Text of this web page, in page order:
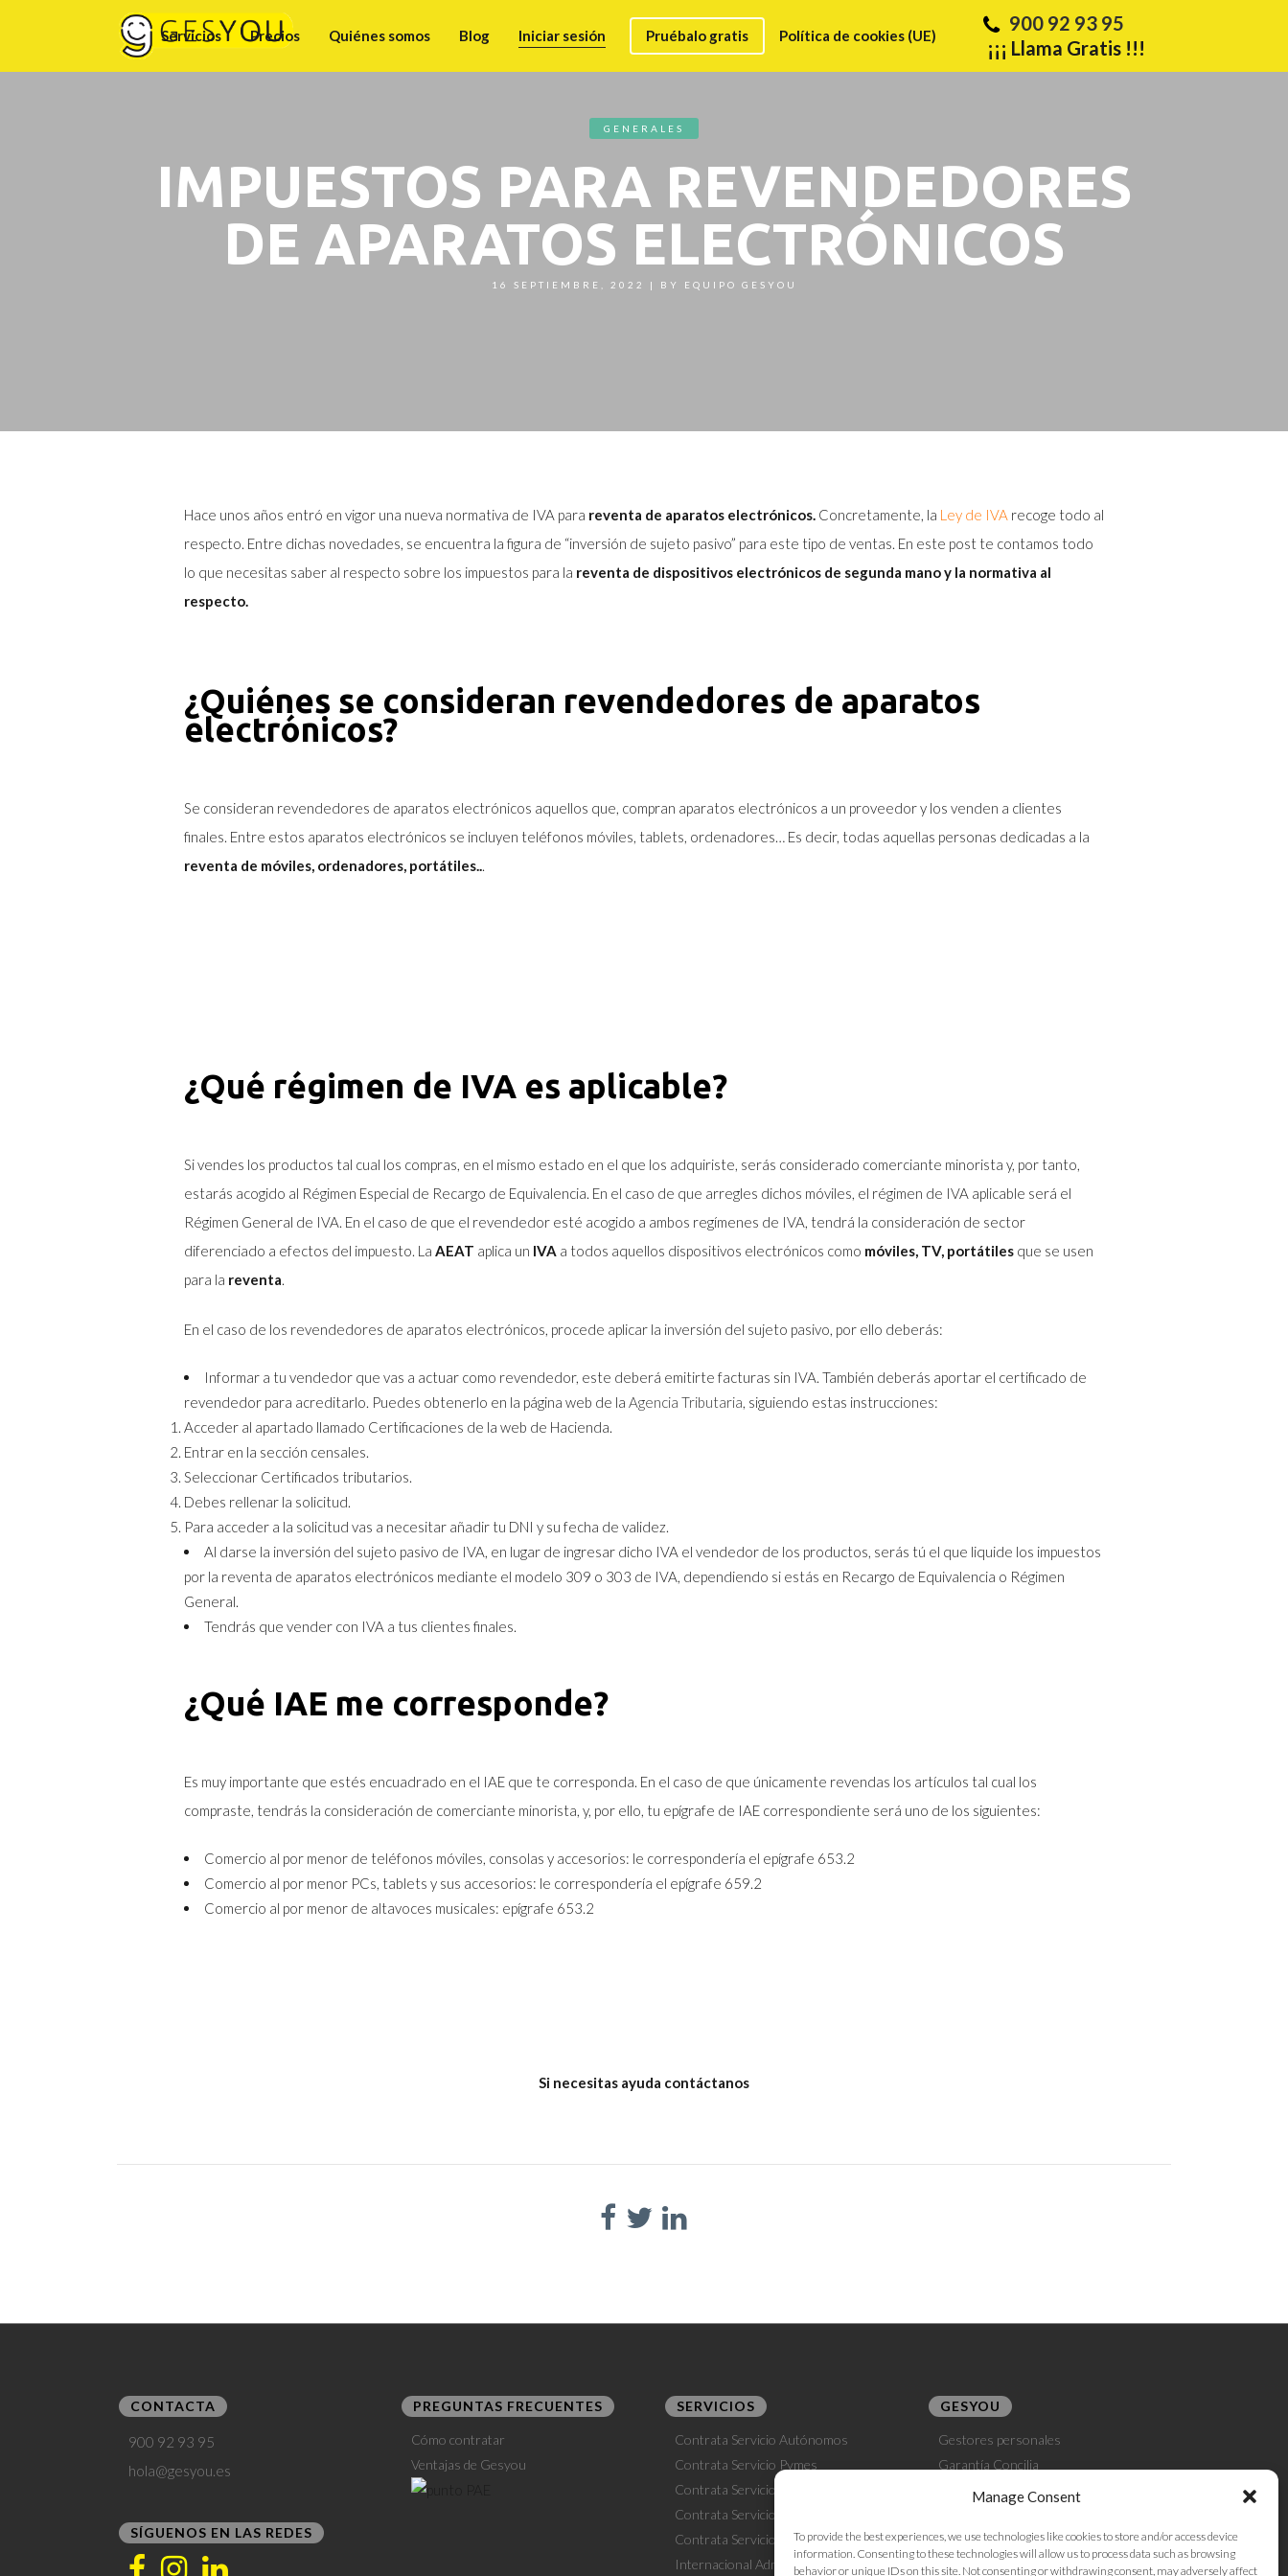
Manage Consent
To provide the best experiences, we use technologies like cookies to store and/or access device
information. Consenting to these technologies will allow us to process data such as browsing
behavior or unique IDs on this site. Not consenting or withdrawing consent, may adversely affect
900 92 93 95
¡¡¡ Llama Gratis !!!
Servicios Precios Quiénes somos Blog Iniciar sesión Pruébalo gratis Política de cookies (UE)
GENERALES
IMPUESTOS PARA REVENDEDORES
DE APARATOS ELECTRÓNICOS
16 SEPTIEMBRE, 2022 | BY EQUIPO GESYOU
Hace unos años entró en vigor una nueva normativa de IVA para reventa de aparatos electrónicos. Concretamente, la Ley de IVA recoge todo al
respecto. Entre dichas novedades, se encuentra la figura de “inversión de sujeto pasivo” para este tipo de ventas. En este post te contamos todo
lo que necesitas saber al respecto sobre los impuestos para la reventa de dispositivos electrónicos de segunda mano y la normativa al
respecto.
¿Quiénes se consideran revendedores de aparatos
electrónicos?
Se consideran revendedores de aparatos electrónicos aquellos que, compran aparatos electrónicos a un proveedor y los venden a clientes
finales. Entre estos aparatos electrónicos se incluyen teléfonos móviles, tablets, ordenadores… Es decir, todas aquellas personas dedicadas a la
reventa de móviles, ordenadores, portátiles...
¿Qué régimen de IVA es aplicable?
Si vendes los productos tal cual los compras, en el mismo estado en el que los adquiriste, serás considerado comerciante minorista y, por tanto,
estarás acogido al Régimen Especial de Recargo de Equivalencia. En el caso de que arregles dichos móviles, el régimen de IVA aplicable será el
Régimen General de IVA. En el caso de que el revendedor esté acogido a ambos regímenes de IVA, tendrá la consideración de sector
diferenciado a efectos del impuesto. La AEAT aplica un IVA a todos aquellos dispositivos electrónicos como móviles, TV, portátiles que se usen
para la reventa.
En el caso de los revendedores de aparatos electrónicos, procede aplicar la inversión del sujeto pasivo, por ello deberás:
Informar a tu vendedor que vas a actuar como revendedor, este deberá emitirte facturas sin IVA. También deberás aportar el certificado de
revendedor para acreditarlo. Puedes obtenerlo en la página web de la Agencia Tributaria, siguiendo estas instrucciones:
Acceder al apartado llamado Certificaciones de la web de Hacienda.
Entrar en la sección censales.
Seleccionar Certificados tributarios.
Debes rellenar la solicitud.
Para acceder a la solicitud vas a necesitar añadir tu DNI y su fecha de validez.
Al darse la inversión del sujeto pasivo de IVA, en lugar de ingresar dicho IVA el vendedor de los productos, serás tú el que liquide los impuestos
por la reventa de aparatos electrónicos mediante el modelo 309 o 303 de IVA, dependiendo si estás en Recargo de Equivalencia o Régimen
General.
Tendrás que vender con IVA a tus clientes finales.
¿Qué IAE me corresponde?
Es muy importante que estés encuadrado en el IAE que te corresponda. En el caso de que únicamente revendas los artículos tal cual los
compraste, tendrás la consideración de comerciante minorista, y, por ello, tu epígrafe de IAE correspondiente será uno de los siguientes:
Comercio al por menor de teléfonos móviles, consolas y accesorios: le correspondería el epígrafe 653.2
Comercio al por menor PCs, tablets y sus accesorios: le correspondería el epígrafe 659.2
Comercio al por menor de altavoces musicales: epígrafe 653.2
Si necesitas ayuda contáctanos
CONTACTA
900 92 93 95
hola@gesyou.es
SÍGUENOS EN LAS REDES
PREGUNTAS FRECUENTES
Cómo contratar
Ventajas de Gesyou
SERVICIOS
Contrata Servicio Autónomos
Contrata Servicio Pymes
Contrata Servicio Laboral
Contrata Servicio Outsourcing
Contrata Servicio Fiscalidad
Internacional Administración
GESYOU
Gestores personales
Garantía Concilia
Gestoría E-Commerce
Gestoría Amazon Seller